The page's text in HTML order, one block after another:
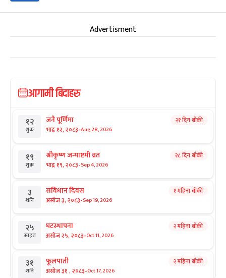
Advertisment
आगामी बिदाहरु
१२
शुक्र
जनै पूर्णिमा
भाद्र १२, २०८३-Aug 28, 2026
२१ दिन बाँकी
१९
शुक्र
श्रीकृष्ण जन्माष्टमी व्रत
भाद्र १९, २०८३-Sep 4, 2026
२८ दिन बाँकी
३
शनि
संविधान दिवस
असोज ३, २०८३-Sep 19, 2026
१ महिना बाँकी
२५
आइत
घटस्थापना
असोज २५, २०८३-Oct 11, 2026
२ महिना बाँकी
३१
शनि
फूलपाती
असोज ३१ , २०८३-Oct 17, 2026
२ महिना बाँकी